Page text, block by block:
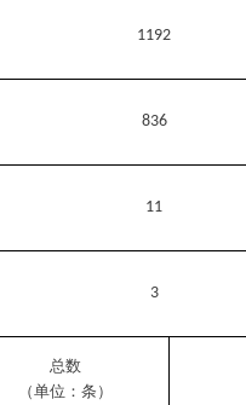
1192
836
11
3
总数
（单位：条）